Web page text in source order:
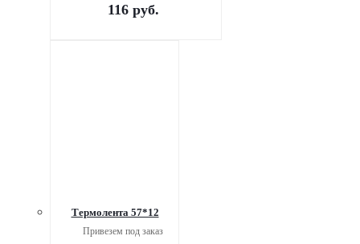
116 руб.
Термолента 57*12
Привезем под заказ